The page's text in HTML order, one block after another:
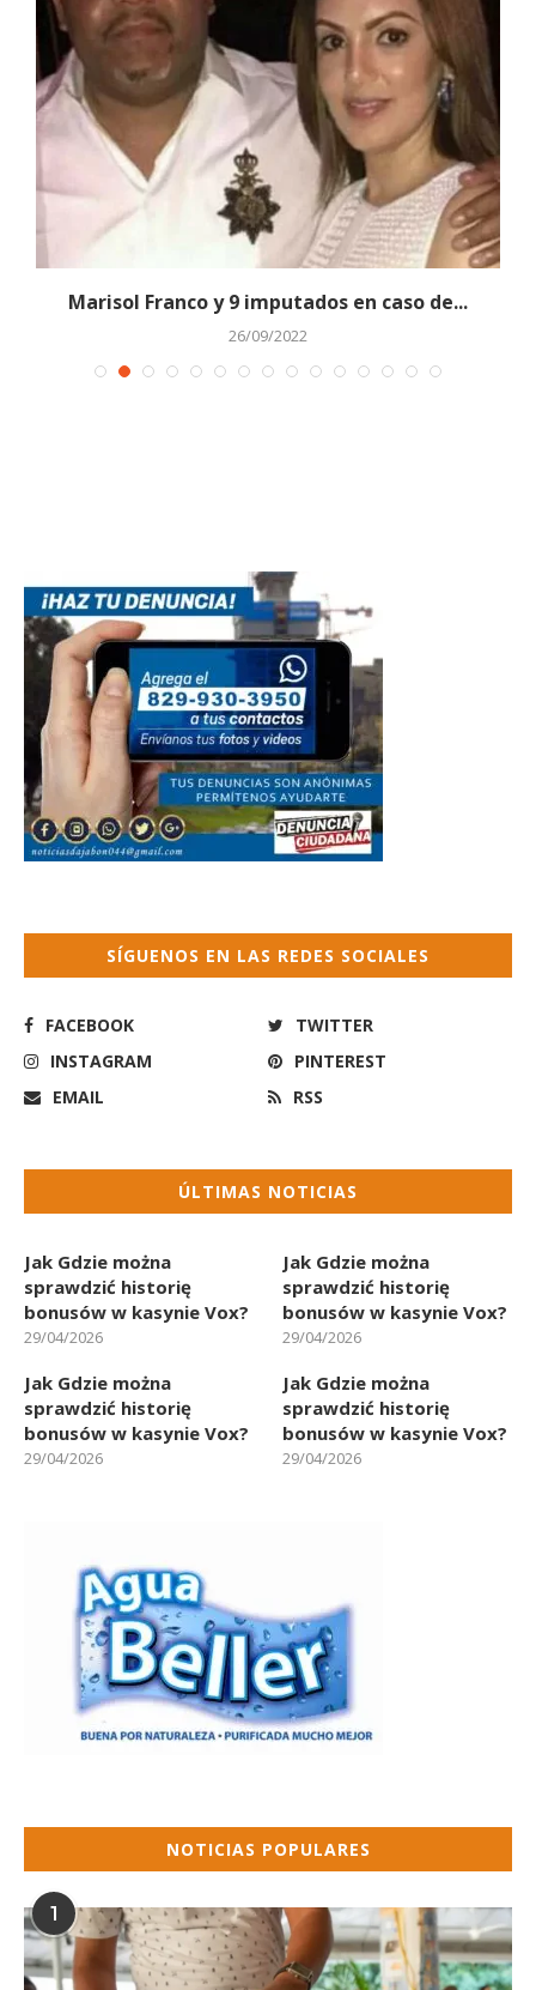
Marisol Franco y 9 imputados en caso de...
26/09/2022
SÍGUENOS EN LAS REDES SOCIALES
FACEBOOK
TWITTER
INSTAGRAM
PINTEREST
EMAIL
RSS
ÚLTIMAS NOTICIAS
Jak Gdzie można
sprawdzić historię
bonusów w kasynie Vox?
29/04/2026
Jak Gdzie można
sprawdzić historię
bonusów w kasynie Vox?
29/04/2026
Jak Gdzie można
sprawdzić historię
bonusów w kasynie Vox?
29/04/2026
Jak Gdzie można
sprawdzić historię
bonusów w kasynie Vox?
29/04/2026
NOTICIAS POPULARES
1